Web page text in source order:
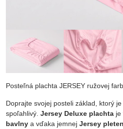
Posteľná plachta JERSEY ružovej
Doprajte svojej posteli základ, ktorý
spoľahlivý. Jersey Deluxe plachta je
bavlny a vďaka jemnej Jersey